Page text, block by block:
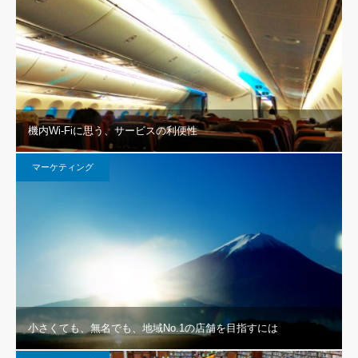
機内Wi-Fiに思う、サービスの利便性
マーケティング
小さくても、無名でも、地域No.1の店舗を目指すには